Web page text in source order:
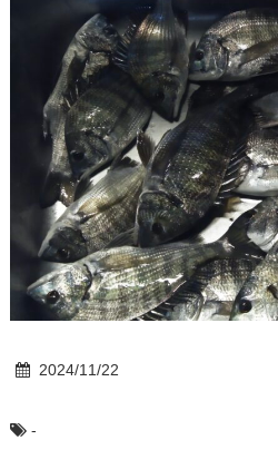
2024/11/22
-